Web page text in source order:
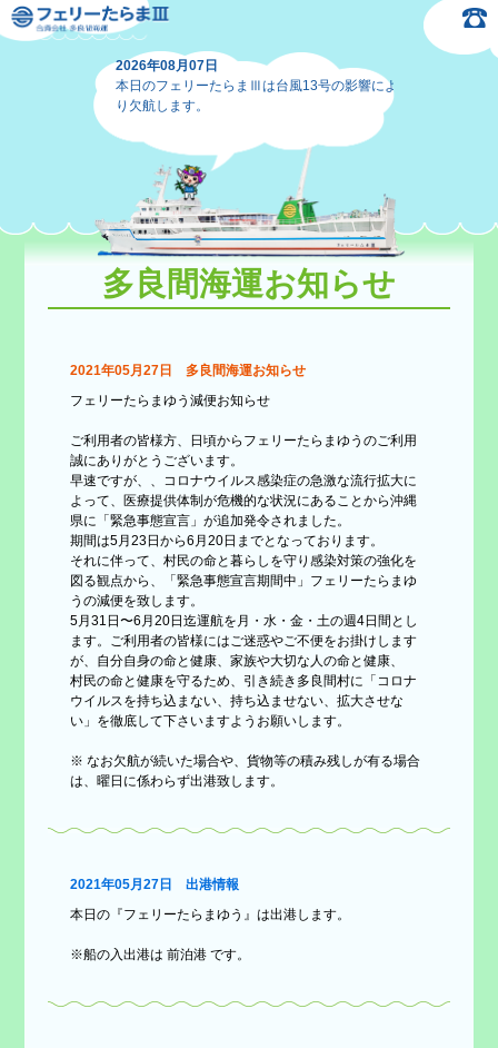
2026年08月07日
本日のフェリーたらまⅢは台風13号の影響によ
り欠航します。
多良間海運お知らせ
2021年05月27日 多良間海運お知らせ
フェリーたらまゆう減便お知らせ
ご利用者の皆様方、日頃からフェリーたらまゆうのご利用
誠にありがとうございます。
早速ですが、、コロナウイルス感染症の急激な流行拡大に
よって、医療提供体制が危機的な状況にあることから沖縄
県に「緊急事態宣言」が追加発令されました。
期間は5月23日から6月20日までとなっております。
それに伴って、村民の命と暮らしを守り感染対策の強化を
図る観点から、「緊急事態宣言期間中」フェリーたらまゆ
うの減便を致します。
5月31日〜6月20日迄運航を月・水・金・土の週4日間とし
ます。ご利用者の皆様にはご迷惑やご不便をお掛けします
が、自分自身の命と健康、家族や大切な人の命と健康、
村民の命と健康を守るため、引き続き多良間村に「コロナ
ウイルスを持ち込まない、持ち込ませない、拡大させな
い」を徹底して下さいますようお願いします。
※ なお欠航が続いた場合や、貨物等の積み残しが有る場合
は、曜日に係わらず出港致します。
2021年05月27日 出港情報
本日の『フェリーたらまゆう』は出港します。
※船の入出港は 前泊港 です。